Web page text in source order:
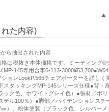
た内容)
ら抽出された内容
は税抜き本体価格です。ミーティング®
MP-145専用台車6-113-
ョンLookP.565チェアポーターを詳しく
スタッキングMP-145シリーズ仕様●背・
ック色、ホワイトグレイ色）●張材／ポ
テル100％）●脚部／ハイテンションスチ
㎜）、粉体塗装（ブラック色、シルバーメ